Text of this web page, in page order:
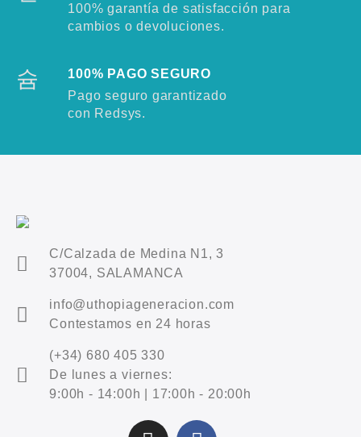
100% garantía de satisfacción para
cambios o devoluciones.
100% PAGO SEGURO
Pago seguro garantizado
con Redsys.
C/Calzada de Medina N1, 3
37004, SALAMANCA
info@uthopiageneracion.com
Contestamos en 24 horas
(+34) 680 405 330
De lunes a viernes:
9:00h - 14:00h | 17:00h - 20:00h